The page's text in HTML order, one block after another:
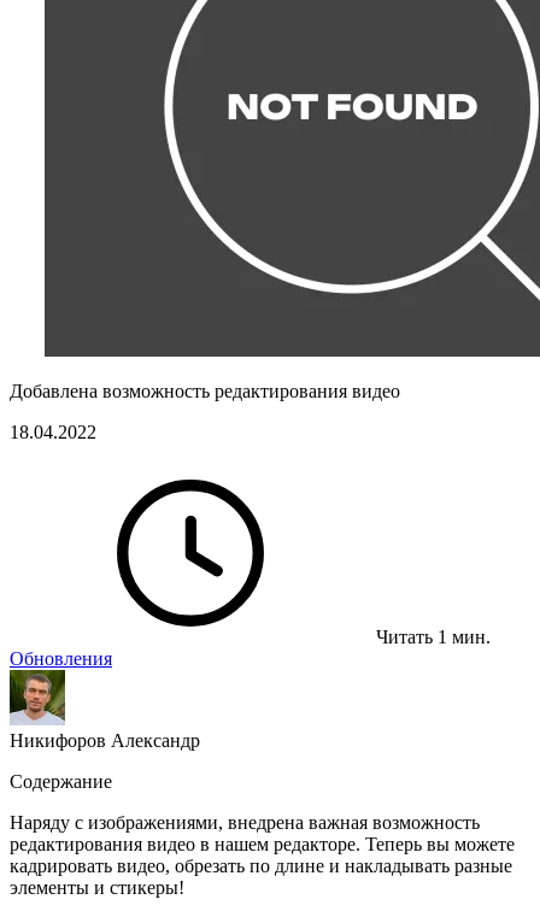
Добавлена возможность редактирования видео
18.04.2022
Читать 1 мин.
Обновления
Никифоров Александр
Содержание
Наряду с изображениями, внедрена важная возможность
редактирования видео в нашем редакторе. Теперь вы можете
кадрировать видео, обрезать по длине и накладывать разные
элементы и стикеры!